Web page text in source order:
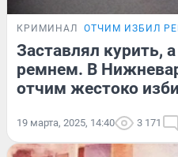
КРИМИНАЛ ОТЧИМ ИЗБИЛ
Заставлял курить,
ремнем. В
отчим жестоко
19 марта, 2025, 14:40 3 171